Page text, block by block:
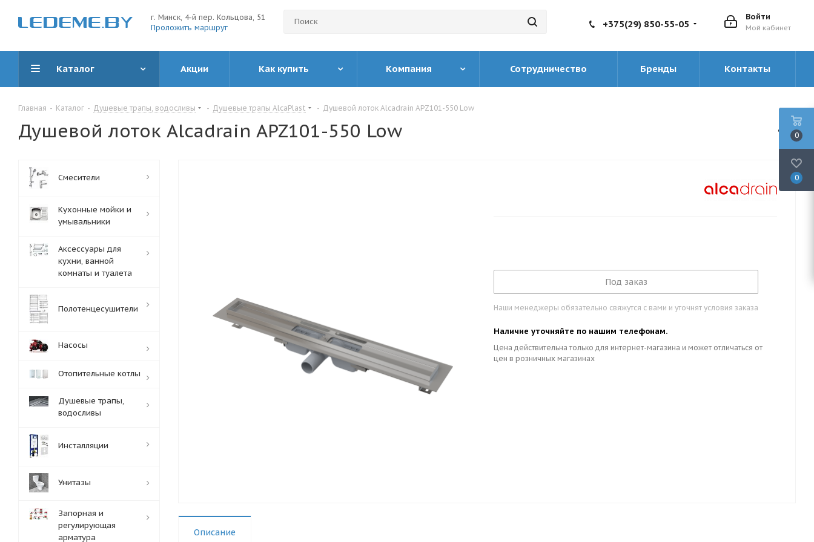
г. Минск, 4-й пер. Кольцова, 51
Проложить маршрут
Войти
Мой кабинет
+375(29) 850-55-05
Каталог Акции Как купить Компания Сотрудничество Бренды Контакты
Главная - Каталог - Душевые трапы, водосливы - Душевые трапы AlcaPlast - Душевой лоток Alcadrain APZ101-550 Low
Душевой лоток Alcadrain APZ101-550 Low
Под заказ
Наши менеджеры обязательно свяжутся с вами и уточнят условия заказа
Наличие уточняйте по нашим телефонам.
Цена действительна только для интернет-магазина и может отличаться от
цен в розничных магазинах
Описание
Смесители
Кухонные мойки и
умывальники
Аксессуары для
кухни, ванной
комнаты и туалета
Полотенцесушители
Насосы
Отопительные котлы
Душевые трапы,
водосливы
Инсталляции
Унитазы
Запорная и
регулирующая
арматура
0
0